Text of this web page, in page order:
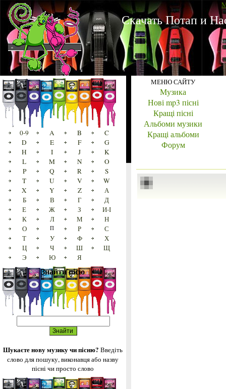
Скачать Потап и
0-9 A B
C
D
E F
G
H
I J
K
L
M N
O
P
Q R
S
T
U V
W
X
Y Z
А
Б
В Г
Д
Е
Ж З
И-І
К
Л М
Н
О
П Р
С
Т
У Ф
Х
Ц
Ч Ш
Щ
Э
Ю Я
Знайти пісю
Шукаєте нову музику чи пісню? Введіть
слово для пошуку, виконавця або назву
пісні чи просто слово
МЕНЮ САЙТУ
Музика
Нові mp3 пісні
Кращі пісні
Альбоми музики
Кращі альбоми
Форум